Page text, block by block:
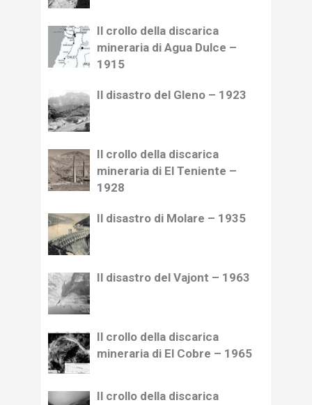
Il crollo della discarica
mineraria di Agua Dulce –
1915
Il disastro del Gleno – 1923
Il crollo della discarica
mineraria di El Teniente –
1928
Il disastro di Molare – 1935
Il disastro del Vajont – 1963
Il crollo della discarica
mineraria di El Cobre – 1965
Il crollo della discarica